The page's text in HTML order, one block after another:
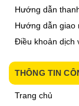
Hướng dẫn
Hướng dẫn giao
Điều khoản dịch
THÔNG TIN
Trang chủ